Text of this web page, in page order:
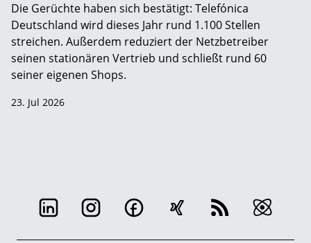
Die Gerüchte haben sich bestätigt: Telefónica
Deutschland wird dieses Jahr rund 1.100 Stellen
streichen. Außerdem reduziert der Netzbetreiber
seinen stationären Vertrieb und schließt rund 60
seiner eigenen Shops.
23. Jul 2026